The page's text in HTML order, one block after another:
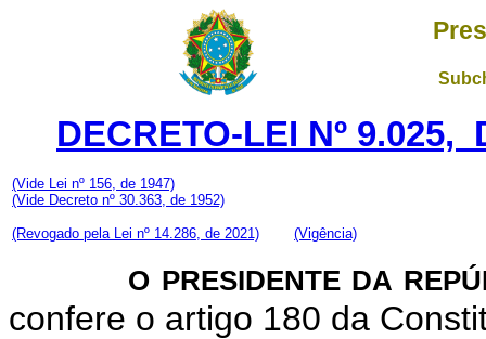
DECRETO-LEI Nº 9.025,
(Vide Lei nº 156, de 1947)
(Vide Decreto nº 30.363, de 1952)
(Revogado pela Lei nº 14.286, de 2021) (Vigência)
O PRESIDENTE DA
confere o artigo 180 da